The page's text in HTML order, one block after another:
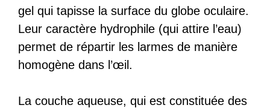
gel qui tapisse la surface du globe oculaire.
Leur caractère hydrophile (qui attire l’eau)
permet de répartir les larmes de manière
homogène dans l’œil.
La couche aqueuse, qui est constituée des